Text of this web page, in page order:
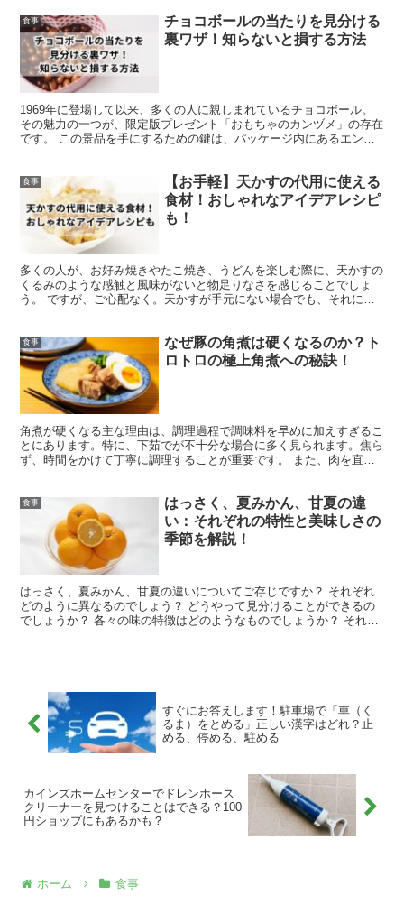
食事
チョコボールの当たりを見分ける
裏ワザ！知らないと損する方法
1969年に登場して以来、多くの人に親しまれているチョコボール。
その魅力の一つが、限定版プレゼント「おもちゃのカンヅメ」の存在
です。 この景品を手にするための鍵は、パッケージ内にあるエンゼ
食事
【お手軽】天かすの代用に使える
食材！おしゃれなアイデアレシピ
も！
多くの人が、お好み焼きやたこ焼き、うどんを楽しむ際に、天かすの
くるみのような感触と風味がないと物足りなさを感じることでしょ
う。 ですが、ご心配なく。天かすが手元にない場合でも、それに匹
食事
なぜ豚の角煮は硬くなるのか？ト
ロトロの極上角煮への秘訣！
角煮が硬くなる主な理由は、調理過程で調味料を早めに加えすぎるこ
とにあります。特に、下茹でが不十分な場合に多く見られます。焦ら
ず、時間をかけて丁寧に調理することが重要です。 また、肉を直接
食事
はっさく、夏みかん、甘夏の違
い：それぞれの特性と美味しさの
季節を解説！
はっさく、夏みかん、甘夏の違いについてご存じですか？ それぞれ
どのように異なるのでしょう？ どうやって見分けることができるの
でしょうか？ 各々の味の特徴はどのようなものでしょうか？ それぞ
すぐにお答えします！駐車場で「車（く
るま）をとめる」正しい漢字はどれ？止
める、停める、駐める
カインズホームセンターでドレンホース
クリーナーを見つけることはできる？100
円ショップにもあるかも？
ホーム 食事